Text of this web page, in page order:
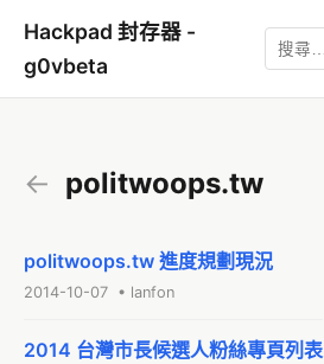
Hackpad 封存器 -
g0vbeta
← politwoops.tw
politwoops.tw 進度規劃現況
2014-10-07 • lanfon
2014 台灣市長候選人粉絲專頁列表